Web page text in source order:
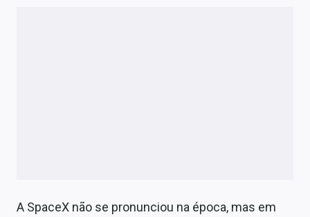
A SpaceX não se pronunciou na época, mas em